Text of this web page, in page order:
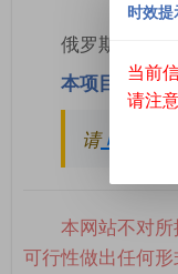
俄罗斯当地农
本项目联系方
请
本网站不对
可行性做出任何
时效提
当前
请注